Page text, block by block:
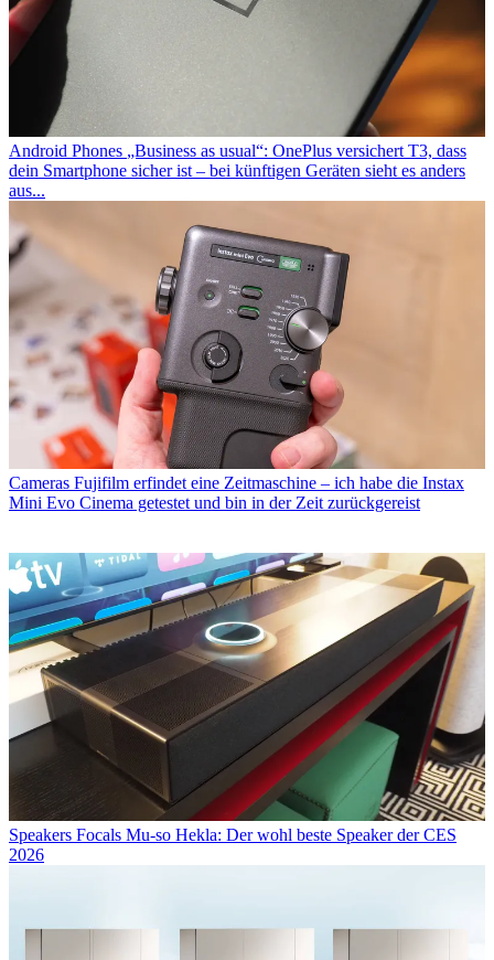
Android Phones „Business as usual“: OnePlus versichert T3, dass
dein Smartphone sicher ist – bei künftigen Geräten sieht es anders
aus...
Cameras Fujifilm erfindet eine Zeitmaschine – ich habe die Instax
Mini Evo Cinema getestet und bin in der Zeit zurückgereist
Speakers Focals Mu-so Hekla: Der wohl beste Speaker der CES
2026